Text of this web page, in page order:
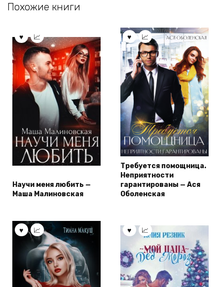
Похожие книги
Научи меня любить —
Маша Малиновская
Требуется помощница.
Неприятности
гарантированы — Ася
Оболенская